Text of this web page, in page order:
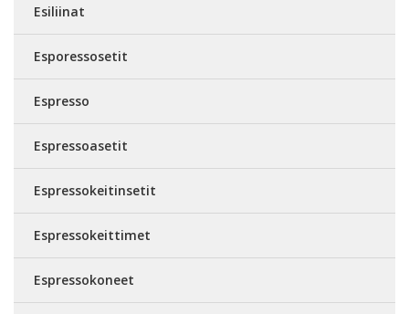
Esiliinat
Esporessosetit
Espresso
Espressoasetit
Espressokeitinsetit
Espressokeittimet
Espressokoneet